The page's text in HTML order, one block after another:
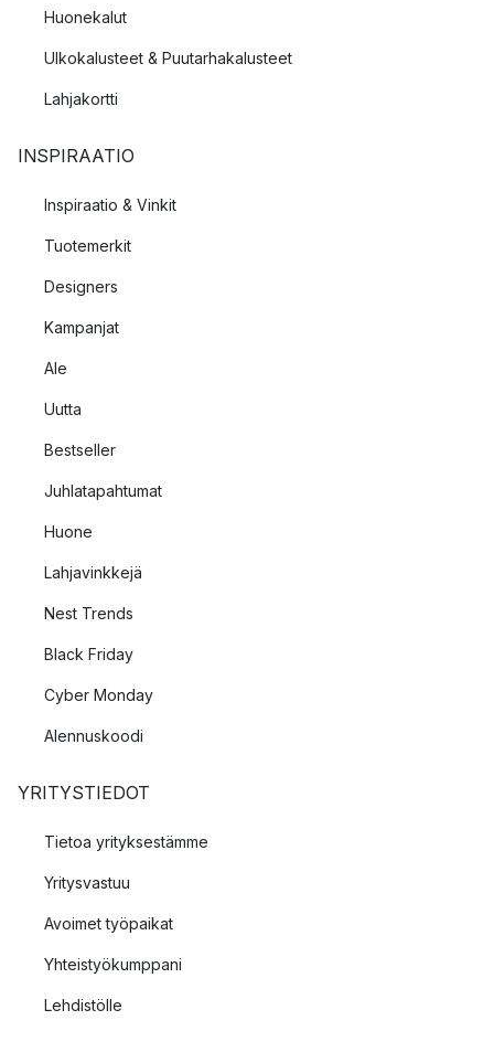
Huonekalut
Ulkokalusteet & Puutarhakalusteet
Lahjakortti
INSPIRAATIO
Inspiraatio & Vinkit
Tuotemerkit
Designers
Kampanjat
Ale
Uutta
Bestseller
Juhlatapahtumat
Huone
Lahjavinkkejä
Nest Trends
Black Friday
Cyber Monday
Alennuskoodi
YRITYSTIEDOT
Tietoa yrityksestämme
Yritysvastuu
Avoimet työpaikat
Yhteistyökumppani
Lehdistölle